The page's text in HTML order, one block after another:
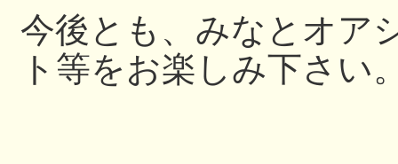
今後とも、みなとオア
ト等をお楽しみ下さい